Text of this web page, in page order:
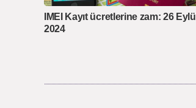
IMEI Kayıt ücretlerine zam: 26 Eylül
2024